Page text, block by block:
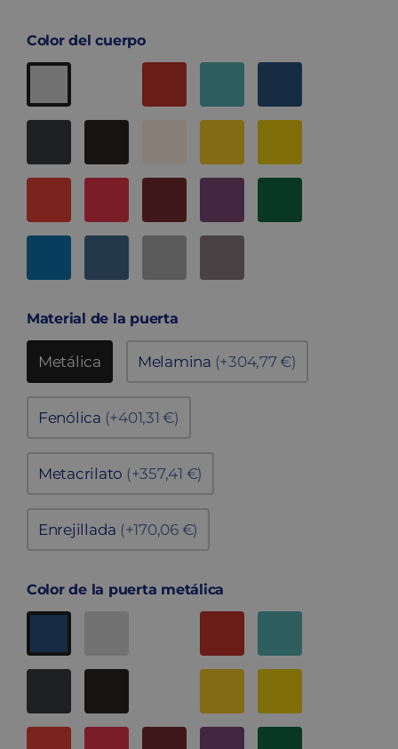
Color del cuerpo
Material de la puerta
Metálica Melamina (+304,77 €)
Fenólica (+401,31 €)
Metacrilato (+357,41 €)
Enrejillada (+170,06 €)
Color de la puerta metálica